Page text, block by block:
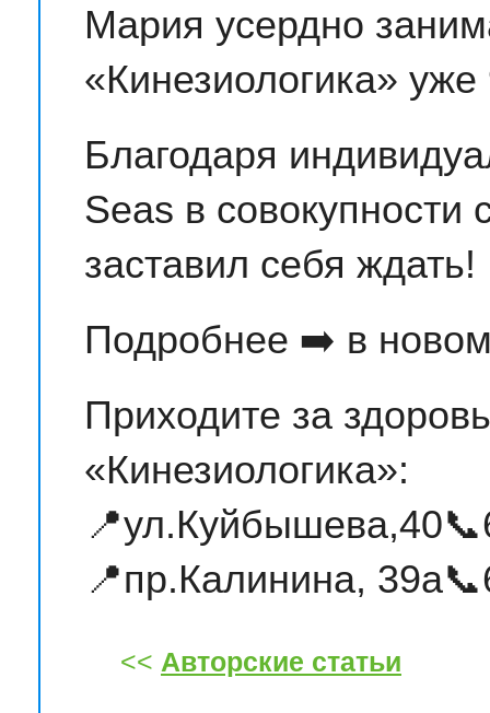
Мария усердно
«Кинезиологика»
Благодаря
Seas в совокупности
заставил себя ждать!
Подробнее ➡️ в
Приходите за
«Кинезиологика»:
📍пр.Калинина,
<< Авторские статьи